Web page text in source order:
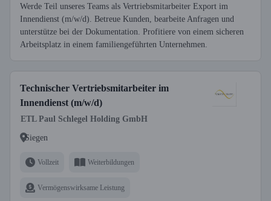
Werde Teil unseres Teams als Vertriebsmitarbeiter Export im
Innendienst (m/w/d). Betreue Kunden, bearbeite Anfragen und
unterstütze bei der Dokumentation. Profitiere von einem sicheren
Arbeitsplatz in einem familiengeführten Unternehmen.
Technischer Vertriebsmitarbeiter im
Innendienst (m/w/d)
ETL Paul Schlegel Holding GmbH
Siegen
Vollzeit Weiterbildungen
Vermögenswirksame Leistung